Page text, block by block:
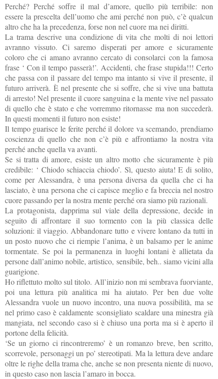
Perché? Perché soffre il mal d’amore, quello più terribile: non
essere la prescelta dell’uomo che ami perché non può, c’è qualcun
altro che ha la precedenza, forse non nel cuore ma nei diritti.
La trama descrive una condizione di vita che molti di noi lettori
avranno vissuto. Ci saremo disperati per amore e sicuramente
coloro che ci amano avranno cercato di consolarci con la famosa
frase ‘ Con il tempo passerà!’. Accidenti, che frase stupida!!! Certo
che passa con il passare del tempo ma intanto si vive il presente, il
futuro arriverà. È nel presente che si soffre, che si vive una battuta
di arresto! Nel presente il cuore sanguina e la mente vive nel passato
di quello che è stato e che vorremmo ritornasse ma non succederà.
In questi momenti il futuro non esiste!
Il tempo guarisce le ferite perché il dolore va scemando, prendiamo
coscienza di quello che non c’è più e affrontiamo la nostra vita
perché anche quella va avanti.
Se si tratta di amore, esiste un altro motto che sicuramente è più
credibile: ‘ Chiodo schiaccia chiodo’. Sì, questo aiuta! E di solito,
come per Alessandra, è una persona diversa da quella che ci ha
lasciato, è una persona che ci capisce meglio e fa breccia nel nostro
cuore passando per la nostra mente perché ora siamo più razionali.
La protagonista, dapprima sul viale della depressione, decide in
seguito di affrontare il suo tormento con la più classica delle
soluzioni: il viaggio. Abbandonare tutto e vivere lontano da tutti in
un posto nuovo che ci riempie l’anima, è un balsamo per le anime
tormentate. Se poi la permanenza in luoghi lontani è allietata da
persone dall’animo nobile, artistico, sensibile, beh.. siamo vicini alla
guarigione.
Ho riflettuto molto sul titolo. All’inizio non mi sembrava fuorviante,
poi una lettura più analitica mi ha aiutato. Per ben due volte
Alessandra vuole un nuovo incontro, una nuova possibilità, ma se
nel primo caso è caldamente sconsigliato scaldare una minestra già
mangiata, nel secondo caso si è chiuso una porta ma si è aperto il
portone della felicità.
‘Se un giorno ci rincontreremo’ è un romanzo breve, ben scritto,
scorrevole, personaggi un po’ stereotipati. Ma la lettura deve andare
oltre le righe della trama che, anche se non presenta niente di nuovo,
in questo caso non lascia l’amaro in bocca.